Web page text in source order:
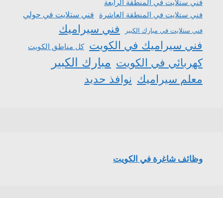
فني ستلايت في المنطقة الرابعة
فني ستلايت في المنطقة العاشرة فني ستلايت في حولي
فني ستلايت في مبارك الكبير
فني سيراميك
فني سيراميك في الكويت
كل مناطق الكويت
كهربائي في الكويت مبارك الكبير
معلم سيراميك نوافذ حديد
وظائف شاغرة في الكويت